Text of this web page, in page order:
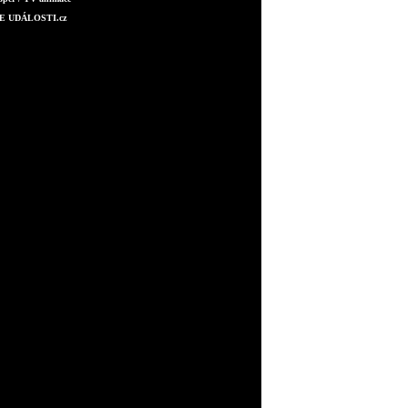
UDÁLOSTI.cz